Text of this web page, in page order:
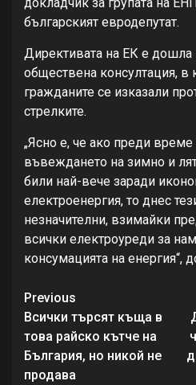
българският евродепутат.
Директивата на ЕК е дошла
обществена консултация, в
гражданите се изказали
стрелките.
„Ясно е, че ако преди време
въвеждането на зимно и
били най-вече заради
електроенергия, то днес
незначителни, взимайки
всички електроуреди за
консумацията на енергия“,
Continue
Reading
Previous
Всички търсят къща в
това райско кътче на
България, но никой не
продава